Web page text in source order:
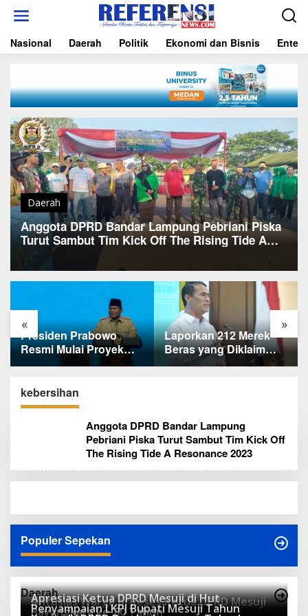
t
Nasional Daerah Politik Ekonomi dan Bisnis
Daerah
Anggota DPRD Bandar Lampung Pebriani Piska
Turut Sambut Tim Kick Off The Rising Tide A
Resonance 2023
« »
Laporkan 212 Merek
Beras yang Diklaim
Telepon Kapolri dan
Jaksa Agung
Terungkap, Ternyata Ini
Alasan Basarnas
Evakuasi Juliana
kebersihan
Anggota DPRD Bandar Lampung
Pebriani Piska Turut Sambut Tim Kick Off
The Rising Tide A Resonance 2023
Populer Sepekan
Daerah
Antusias Warga di Reses Ketua DPRD Mesuji
Apresiasi Ketua DPRD Mesuji di Hut
Bayangkara ke-80 Tahun
Penyampaian LKPJ Bupati Mesuji Tahun